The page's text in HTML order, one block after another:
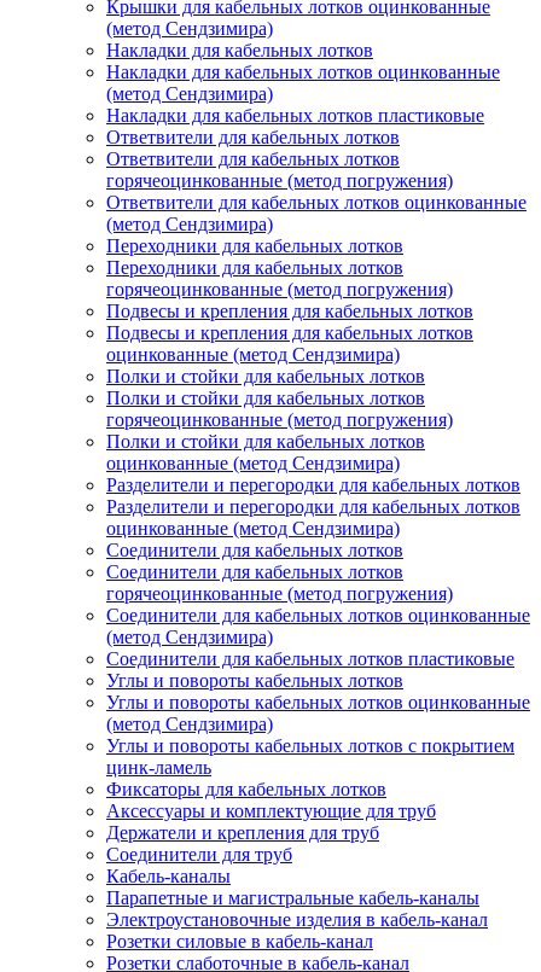
Крышки для кабельных лотков оцинкованные
(метод Сендзимира)
Накладки для кабельных лотков
Накладки для кабельных лотков оцинкованные
(метод Сендзимира)
Накладки для кабельных лотков пластиковые
Ответвители для кабельных лотков
Ответвители для кабельных лотков
горячеоцинкованные (метод погружения)
Ответвители для кабельных лотков оцинкованные
(метод Сендзимира)
Переходники для кабельных лотков
Переходники для кабельных лотков
горячеоцинкованные (метод погружения)
Подвесы и крепления для кабельных лотков
Подвесы и крепления для кабельных лотков
оцинкованные (метод Сендзимира)
Полки и стойки для кабельных лотков
Полки и стойки для кабельных лотков
горячеоцинкованные (метод погружения)
Полки и стойки для кабельных лотков
оцинкованные (метод Сендзимира)
Разделители и перегородки для кабельных лотков
Разделители и перегородки для кабельных лотков
оцинкованные (метод Сендзимира)
Соединители для кабельных лотков
Соединители для кабельных лотков
горячеоцинкованные (метод погружения)
Соединители для кабельных лотков оцинкованные
(метод Сендзимира)
Соединители для кабельных лотков пластиковые
Углы и повороты кабельных лотков
Углы и повороты кабельных лотков оцинкованные
(метод Сендзимира)
Углы и повороты кабельных лотков с покрытием
цинк-ламель
Фиксаторы для кабельных лотков
Аксессуары и комплектующие для труб
Держатели и крепления для труб
Соединители для труб
Кабель-каналы
Парапетные и магистральные кабель-каналы
Электроустановочные изделия в кабель-канал
Розетки силовые в кабель-канал
Розетки слаботочные в кабель-канал